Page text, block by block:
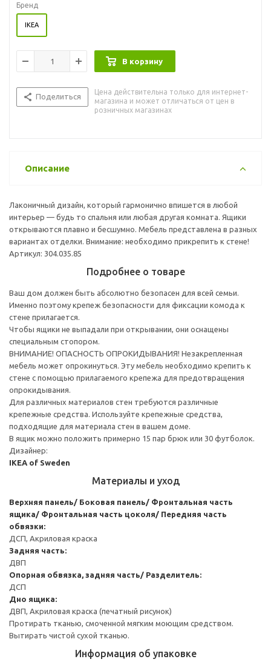
Бренд
IKEA
В корзину
Поделиться
Цена действительна только для интернет-
магазина и может отличаться от цен в
розничных магазинах
Описание
Лаконичный дизайн, который гармонично впишется в любой
интерьер — будь то спальня или любая другая комната. Ящики
открываются плавно и бесшумно. Мебель представлена в разных
вариантах отделки. Внимание: необходимо прикрепить к стене!
Артикул: 304.035.85
Подробнее о товаре
Ваш дом должен быть абсолютно безопасен для всей семьи.
Именно поэтому крепеж безопасности для фиксации комода к
стене прилагается.
Чтобы ящики не выпадали при открывании, они оснащены
специальным стопором.
ВНИМАНИЕ! ОПАСНОСТЬ ОПРОКИДЫВАНИЯ! Незакрепленная
мебель может опрокинуться. Эту мебель необходимо крепить к
стене с помощью прилагаемого крепежа для предотвращения
опрокидывания.
Для различных материалов стен требуются различные
крепежные средства. Используйте крепежные средства,
подходящие для материала стен в вашем доме.
В ящик можно положить примерно 15 пар брюк или 30 футболок.
Дизайнер:
IKEA of Sweden
Материалы и уход
Верхняя панель/ Боковая панель/ Фронтальная часть
ящика/ Фронтальная часть цоколя/ Передняя часть
обвязки:
ДСП, Акриловая краска
Задняя часть:
ДВП
Опорная обвязка, задняя часть/ Разделитель:
ДСП
Дно ящика:
ДВП, Акриловая краска (печатный рисунок)
Протирать тканью, смоченной мягким моющим средством.
Вытирать чистой сухой тканью.
Информация об упаковке